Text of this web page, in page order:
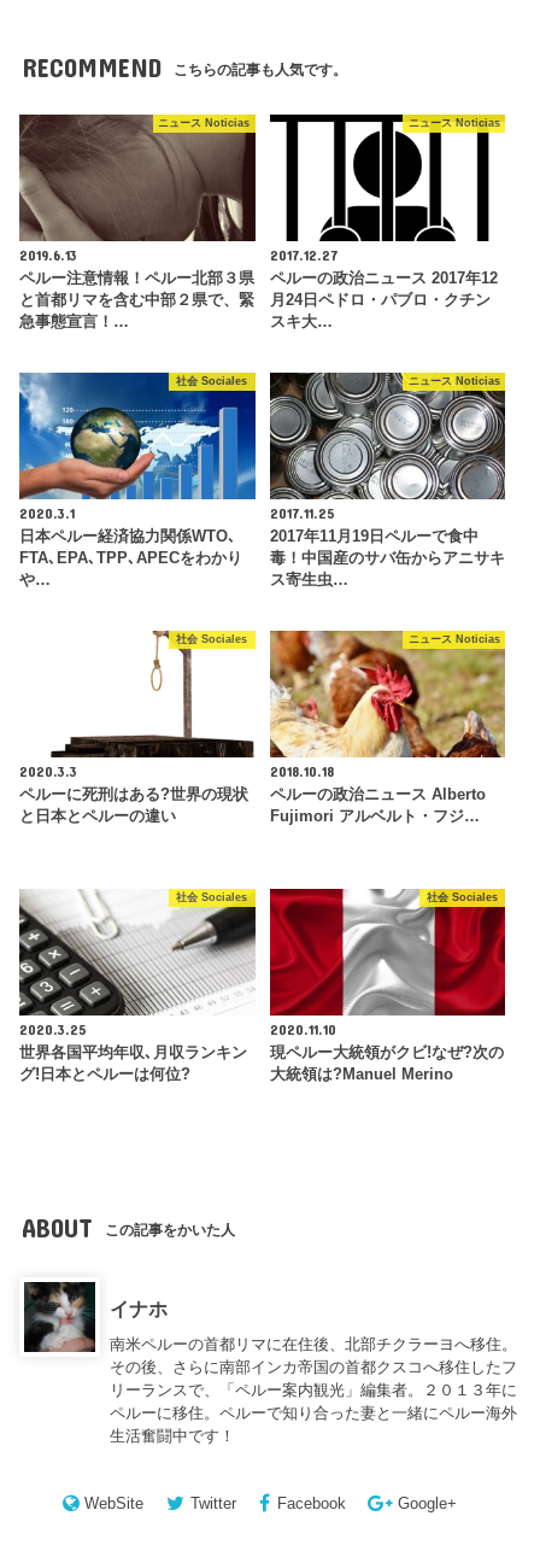
RECOMMEND こちらの記事も人気です。
ニュース Noticias
2019.6.13
ペルー注意情報！ペルー北部３県
と首都リマを含む中部２県で、緊
急事態宣言！…
ニュース Noticias
2017.12.27
ペルーの政治ニュース 2017年12
月24日ペドロ・パブロ・クチン
スキ大…
社会 Sociales
2020.3.1
日本ペルー経済協力関係WTO､
FTA､EPA､TPP､APECをわかり
や…
ニュース Noticias
2017.11.25
2017年11月19日ペルーで食中
毒！中国産のサバ缶からアニサキ
ス寄生虫…
社会 Sociales
2020.3.3
ペルーに死刑はある?世界の現状
と日本とペルーの違い
ニュース Noticias
2018.10.18
ペルーの政治ニュース Alberto
Fujimori アルベルト・フジ…
社会 Sociales
2020.3.25
世界各国平均年収､月収ランキン
グ!日本とペルーは何位?
社会 Sociales
2020.11.10
現ペルー大統領がクビ!なぜ?次の
大統領は?Manuel Merino
ABOUT この記事をかいた人
イナホ
南米ペルーの首都リマに在住後、北部チクラーヨへ移住。
その後、さらに南部インカ帝国の首都クスコへ移住したフ
リーランスで、「ペルー案内観光」編集者。２０１３年に
ペルーに移住。ペルーで知り合った妻と一緒にペルー海外
生活奮闘中です！
WebSite Twitter Facebook Google+